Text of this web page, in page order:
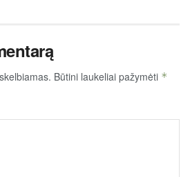
Būtini laukeliai pažymėti *